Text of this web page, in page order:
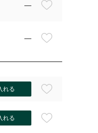
—
—
れる
れる